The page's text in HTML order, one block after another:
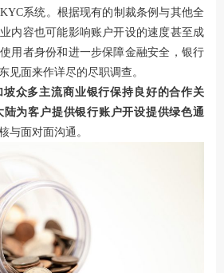
系统。根据现有的制裁条例与其他全
内容也可能影响账户开设的速度甚至成
用者身份和进一步保障金融安全，银行
见面来作详尽的尽职调查。
众多主流商业银行保持良好的合作关
为客户提供银行账户开设提供绿色通
与面对面沟通。